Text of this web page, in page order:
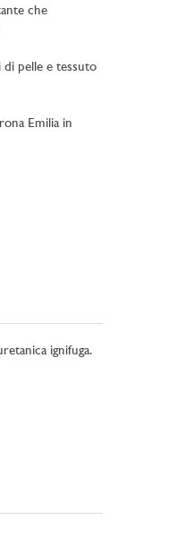
che
di pelle e tessuto
Emilia in
ignifuga.